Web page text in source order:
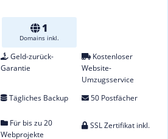
1
Domains inkl.
Geld-zurück-
Garantie
Kostenloser
Website-
Umzugsservice
Tägliches Backup 50 Postfächer
Für bis zu 20
Webprojekte
SSL Zertifikat inkl.